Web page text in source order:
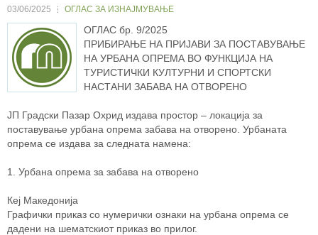
03/06/2025 ОГЛАС ЗА ИЗНАЈМУВАЊЕ
ОГЛАС бр. 9/2025
ПРИБИРАЊЕ НА ПРИЈАВИ ЗА ПОСТАВУВАЊЕ
НА УРБАНА ОПРЕМА ВО ФУНКЦИЈА НА
ТУРИСТИЧКИ КУЛТУРНИ И СПОРТСКИ
НАСТАНИ ЗАБАВА НА ОТВОРЕНО
ЈП Градски Пазар Охрид издава простор – локација за
поставување урбана опрема забава на отворено. Урбаната
опрема се издава за следната намена:
1. Урбана oпpeмa за забава на отворено
Кеј Македонија
Графички приказ со нумерички ознаки на урбана опрема се
дадени на шематскиот приказ во прилог.